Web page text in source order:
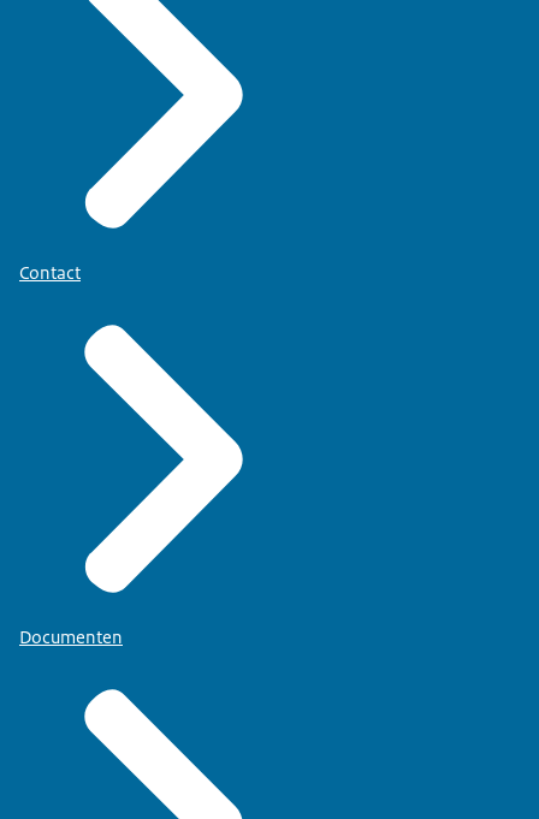
Contact
Documenten